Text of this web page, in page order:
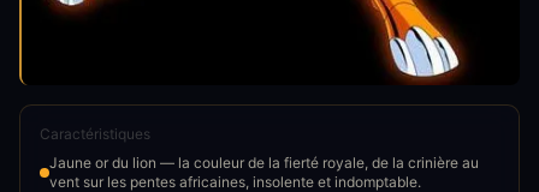
Caractéristiques
Jaune or du lion — la couleur de la fierté royale, de la crinière au
vent sur les pentes africaines, insolente et indomptable.